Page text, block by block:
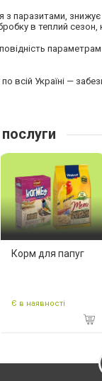
паразитами,
в теплий сезон,
Україні —
Корм для папуг
Є в наявності